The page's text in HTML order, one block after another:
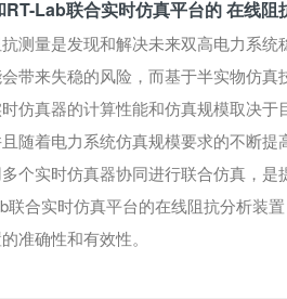
Lab联合实时仿真平台的 在线阻
测量是发现和解决未来双高电力系
带来失稳的风险，而基于半实物仿
仿真器的计算性能和仿真规模取决
随着电力系统仿真规模要求的不断
个实时仿真器协同进行联合仿真，
联合实时仿真平台的在线阻抗分析装
准确性和有效性。